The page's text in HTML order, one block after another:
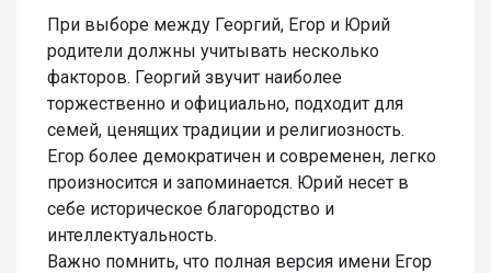
При выборе между Георгий, Егор и Юрий
родители должны учитывать несколько
факторов. Георгий звучит наиболее
торжественно и официально, подходит для
семей, ценящих традиции и религиозность.
Егор более демократичен и современен, легко
произносится и запоминается. Юрий несет в
себе историческое благородство и
интеллектуальность.
Важно помнить, что полная версия имени Егор